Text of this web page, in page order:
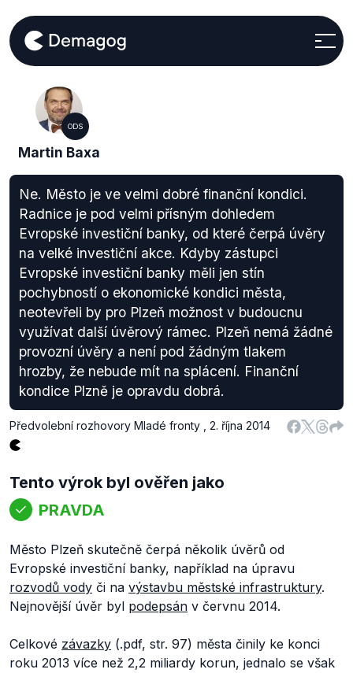
ODS
Martin Baxa
Ne. Město je ve velmi dobré finanční kondici.
Radnice je pod velmi přísným dohledem
Evropské investiční banky, od které čerpá úvěry
na velké investiční akce. Kdyby zástupci
Evropské investiční banky měli jen stín
pochybností o ekonomické kondici města,
neotevřeli by pro Plzeň možnost v budoucnu
využívat další úvěrový rámec. Plzeň nemá žádné
provozní úvěry a není pod žádným tlakem
hrozby, že nebude mít na splácení. Finanční
kondice Plzně je opravdu dobrá.
Předvolební rozhovory Mladé fronty 2. října 2014
Tento výrok byl ověřen jako
PRAVDA
Město Plzeň skutečně čerpá několik úvěrů od
Evropské investiční banky, například na úpravu
rozvodů vody či na výstavbu městské infrastruktury.
Nejnovější úvěr byl podepsán v červnu 2014.
Celkové závazky (.pdf, str. 97) města činily ke konci
roku 2013 více než 2,2 miliardy korun, jednalo se však